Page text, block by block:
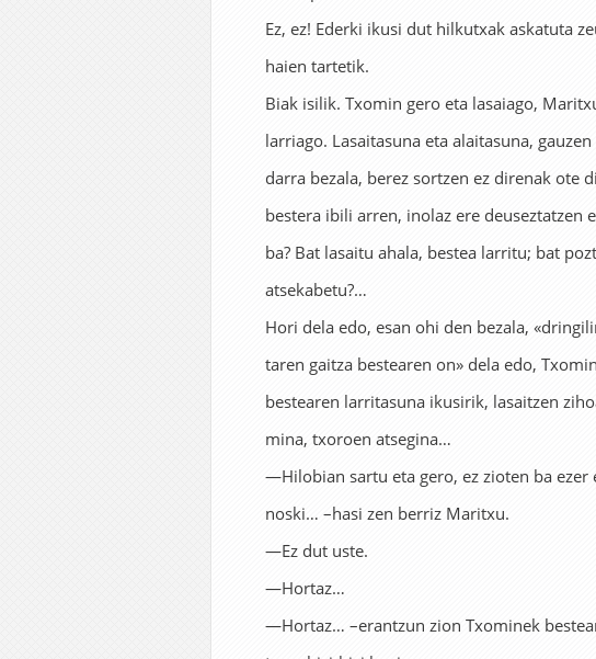
Ez, ez! Ederki ikusi dut hilkutxak askatuta
haien tartetik.
Biak isilik. Txomin gero eta lasaiago,
larriago. Lasaitasuna eta alaitasuna,
darra bezala, berez sortzen ez direnak ote
bestera ibili arren, inolaz ere deuseztatzen
ba? Bat lasaitu ahala, bestea larritu; bat
atsekabetu?…
Hori dela edo, esan ohi den bezala,
taren gaitza bestearen on» dela edo,
bestearen larritasuna ikusirik, lasaitzen
mina, txoroen atsegina…
—Hilobian sartu eta gero, ez zioten ba ezer
noski… –hasi zen berriz Maritxu.
—Ez dut uste.
—Hortaz…
—Hortaz… –erantzun zion Txominek